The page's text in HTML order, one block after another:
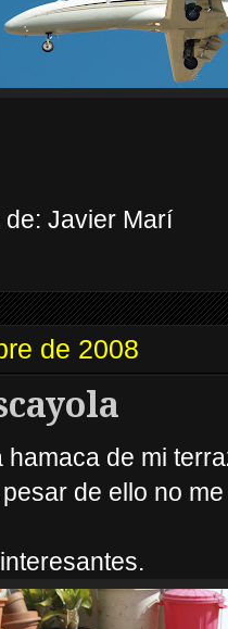
de: Javier Marí
de 2008
hamaca de mi
de ello no